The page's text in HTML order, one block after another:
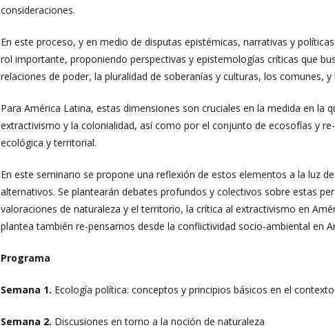
consideraciones.
En este proceso, y en medio de disputas epistémicas, narrativas y
rol importante, proponiendo perspectivas y epistemologías críticas que
relaciones de poder, la pluralidad de soberanías y culturas, los comunes,
Para América Latina, estas dimensiones son cruciales en la medida en la
extractivismo y la colonialidad, así como por el conjunto de ecosofías y
ecológica y territorial.
En este seminario se propone una reflexión de estos elementos a la luz
alternativos. Se plantearán debates profundos y colectivos sobre estas
valoraciones de naturaleza y el territorio, la crítica al extractivismo en
plantea también re-pensarnos desde la conflictividad socio-ambiental en
Programa
Semana 1. Ecología política: conceptos y principios básicos en el
Semana 2. Discusiones en torno a la noción de naturaleza